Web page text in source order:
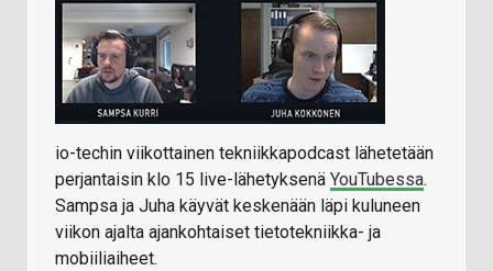
io-techin viikottainen tekniikkapodcast lähetetään
perjantaisin klo 15 live-lähetyksenä YouTubessa.
Sampsa ja Juha käyvät keskenään läpi kuluneen
viikon ajalta ajankohtaiset tietotekniikka- ja
mobiiliaiheet.